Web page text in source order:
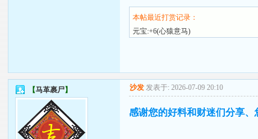
本帖最近打赏记录：
元宝:+6(心猿意马)
【马革裹尸】 沙发 发表于: 2026-07-09 20:10
感谢您的好料和财迷们分享、